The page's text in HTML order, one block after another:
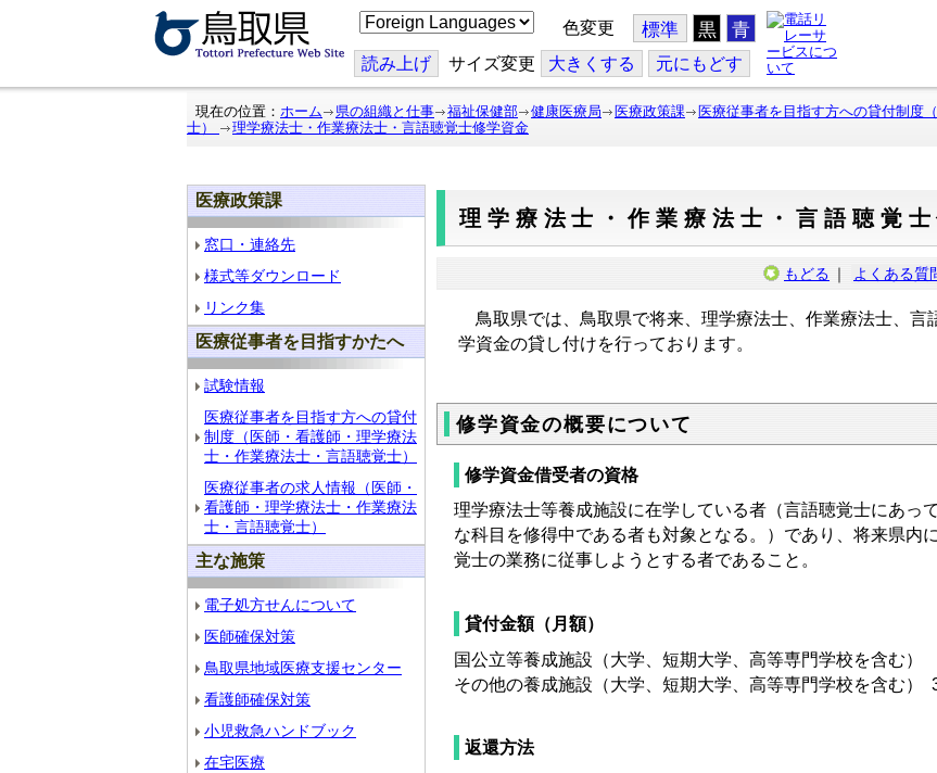
こ
の
ジ
を
翻
訳
色変更 標準 黒 青
読み上げ サイズ変更 大きくする 元にもどす
現在の位置： ホーム 県の組織と仕事 福祉保健部 健康医療局 医療政策課
医療従事者を目指す方への貸付制度
士）
理学療法士・作業療法士・言語聴覚士修学資金
医療政策課
窓口・連絡先
様式等ダウンロード
リンク集
医療従事者を目指すかたへ
試験情報
医療従事者を目指す方への貸付
制度（医師・看護師・理学療法
士・作業療法士・言語聴覚士）
医療従事者の求人情報（医師・
看護師・理学療法士・作業療法
士・言語聴覚士）
主な施策
電子処方せんについて
医師確保対策
鳥取県地域医療支援センター
看護師確保対策
小児救急ハンドブック
在宅医療
理学療法士・作業療法士・言語聴覚
もどる ｜ よくある質
鳥取県では、鳥取県で将来、理学療法士、作業療法士、言
学資金の貸し付けを行っております。
修学資金の概要について
修学資金借受者の資格
理学療法士等養成施設に在学している者（言語聴覚士にあ
な科目を修得中である者も対象となる。）であり、将来県内
覚士の業務に従事しようとする者であること。
貸付金額（月額）
国公立等養成施設（大学、短期大学、高等専門学校を含む）
その他の養成施設（大学、短期大学、高等専門学校を含む
返還方法